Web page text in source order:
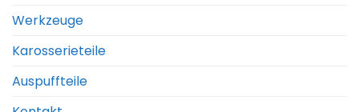
Werkzeuge
Karosserieteile
Auspuffteile